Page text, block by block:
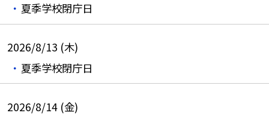
夏季学校閉庁日
2026/8/13 (木)
夏季学校閉庁日
2026/8/14 (金)